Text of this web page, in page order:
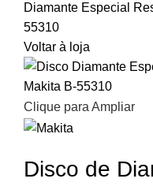
Diamante Especial
55310
Voltar à loja
Clique para Ampliar
Disco de